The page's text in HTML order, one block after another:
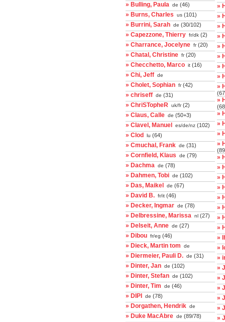
» Bulling, Paula de (46)
» Burns, Charles us (101)
» Burrini, Sarah de (30/102)
» Capezzone, Thierry fr/dk (2)
» Charrance, Jocelyne fr(20)
» Chatal, Christine fr(20)
» Checchetto, Marco it (16)
» Chi, Jeff de
» Cholet, Sophian fr(42)
» chriseff de (31)
» ChriSTopheR uk/fr(2)
» Claus, Calle de (50+3)
» Clavel, Manuel es/de/nz (102)
» Clod lu (64)
» Cmuchal, Frank de (31)
» Cornfield, Klaus de (79)
» Dachma de (78)
» Dahmen, Tobi de (102)
» Das, Maikel de (67)
» David B. fr/it (46)
» Decker, Ingmar de (78)
» Delbressine, Marissa nl (27)
» Delseit, Anne de (27)
» Dibou fr/eg (46)
» Dieck, Martin tom de
» Diermeier, Pauli D. de (31)
» Dinter, Jan de (102)
» Dinter, Stefan de (102)
» Dinter, Tim de (46)
» DIPI de (78)
» Dorgathen, Hendrik de
» Duke MacAbre de (89/78)
»
»
»
»
»
»
»
»
»
»
»
»
»
»
»
»
»
»
»
»
»
»
»
»
»
»
»
»
»
»
»